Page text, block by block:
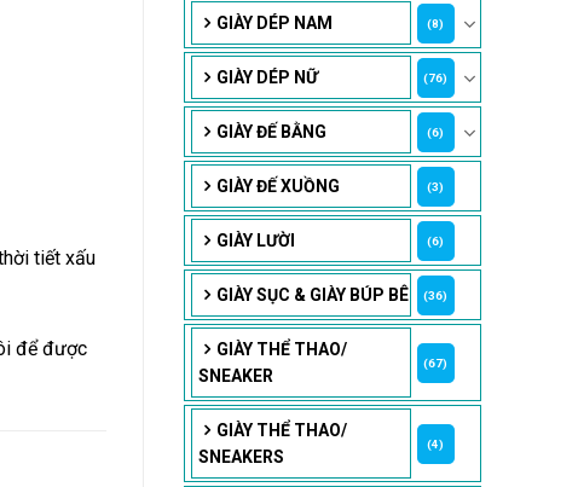
GIÀY DÉP NAM (8)
GIÀY DÉP NỮ (76)
GIÀY ĐẾ BẰNG (6)
GIÀY ĐẾ XUỒNG (3)
GIÀY LƯỜI (6)
GIÀY SỤC & GIÀY BÚP BÊ (36)
GIÀY THỂ THAO/
SNEAKER
(67)
GIÀY THỂ THAO/
SNEAKERS
(4)
tiết xấu
để được